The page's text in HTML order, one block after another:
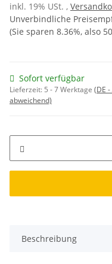
inkl. 19% USt. ,
Unverbindliche
(Sie sparen 8.36%, also
Sofort verfügbar
Lieferzeit: 5 - 7 Werktage (DE
abweichend)
Beschreibung